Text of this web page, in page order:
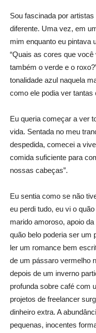
Sou fascinada por
diferente. Uma vez, em
mim enquanto eu pintava
“Quais as cores que você
também o verde e o
tonalidade azul naquela
como ele podia ver tantas
Eu queria começar a ver
vida. Sentada no meu
despedida, comecei a
comida suficiente para
nossas cabeças”.
Eu sentia como se não
eu perdi tudo, eu vi o
marido amoroso, apoio
quão belo poderia ser um
ler um romance bem
de um pássaro vermelho
depois de um inverno
profunda sobre café com
projetos de freelancer
dinheiro extra. A
pequenas, inocentes